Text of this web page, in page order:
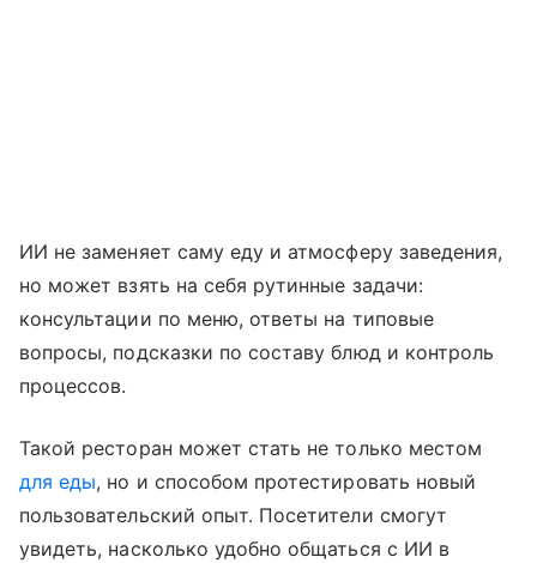
ИИ не заменяет саму еду и атмосферу заведения,
но может взять на себя рутинные задачи:
консультации по меню, ответы на типовые
вопросы, подсказки по составу блюд и контроль
процессов.
Такой ресторан может стать не только местом
для еды, но и способом протестировать новый
пользовательский опыт. Посетители смогут
увидеть, насколько удобно общаться с ИИ в